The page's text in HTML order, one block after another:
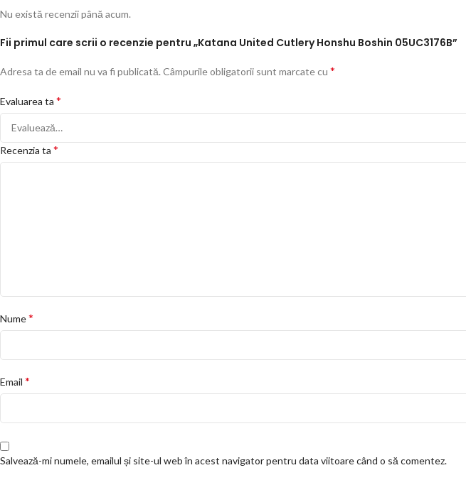
Nu există recenzii până acum.
Fii primul care scrii o recenzie pentru „Katana United Cutlery Honshu Boshin 05UC3176B”
Adresa ta de email nu va fi publicată. Câmpurile obligatorii sunt marcate cu *
Evaluarea ta *
Recenzia ta *
Nume*
Email *
Salvează-mi numele, emailul și site-ul web în acest navigator pentru data viitoare când o să comentez.